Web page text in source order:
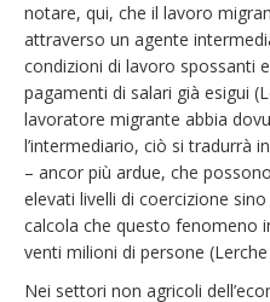
notare, qui, che il lavoro
attraverso un agente
condizioni di lavoro spossanti
pagamenti di salari già esigui
lavoratore migrante abbia
l’intermediario, ciò si tradurrà
– ancor più ardue, che
elevati livelli di coercizione
calcola che questo fenomeno
venti milioni di persone
Nei settori non agricoli